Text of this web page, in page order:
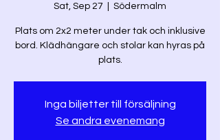
Sat, Sep 27 Södermalm
Plats om 2x2 meter under tak och inklusive
bord. Klädhängare och stolar kan hyras på
plats.
Inga biljetter till försäljning
Se andra evenemang